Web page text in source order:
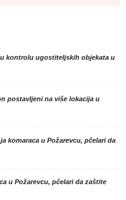
kontrolu ugostiteljskih objekata u
postavljeni na više lokacija u
komaraca u Požarevcu, pčelari da
u Požarevcu, pčelari da zaštite